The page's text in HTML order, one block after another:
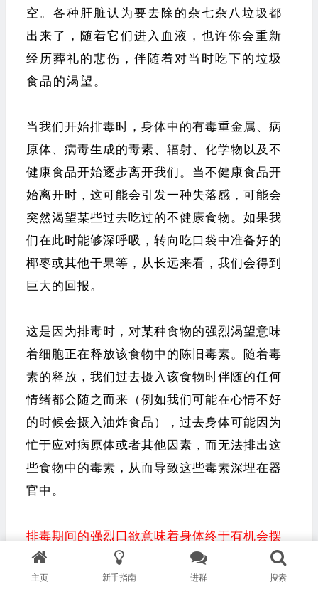
空。各种肝脏认为要去除的杂七杂八垃圾都
出来了，随着它们进入血液，也许你会重新
经历葬礼的悲伤，伴随着对当时吃下的垃圾
食品的渴望。
当我们开始排毒时，身体中的有毒重金属、病
原体、病毒生成的毒素、辐射、化学物以及不
健康食品开始逐步离开我们。当不健康食品开
始离开时，这可能会引发一种失落感，可能会
突然渴望某些过去吃过的不健康食物。如果我
们在此时能够深呼吸，转向吃口袋中准备好的
椰枣或其他干果等，从长远来看，我们会得到
巨大的回报。
这是因为排毒时，对某种食物的强烈渴望意味
着细胞正在释放该食物中的陈旧毒素。随着毒
素的释放，我们过去摄入该食物时伴随的任何
情绪都会随之而来（例如我们可能在心情不好
的时候会摄入油炸食品），过去身体可能因为
忙于应对病原体或者其他因素，而无法排出这
些食物中的毒素，从而导致这些毒素深埋在器
官中。
排毒期间的强烈口欲意味着身体终于有机会摆
脱过去的困境，你不会想要中断该过程。如果
能在口欲发作的那一刻用健康食物来替代，那
主页 新手指南 进群 搜索